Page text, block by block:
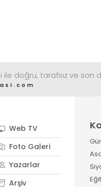
ile doğru, tarafsız ve son
Web TV
Foto Galeri
Yazarlar
Arşiv